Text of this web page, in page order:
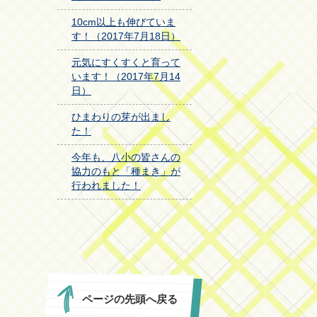
10cm以上も伸びていま
す！（2017年7月18日）
元気にすくすくと育って
います！（2017年7月14
日）
ひまわりの芽が出まし
た！
今年も、八小の皆さんの
協力のもと「種まき」が
行われました！
ページの先頭へ戻る